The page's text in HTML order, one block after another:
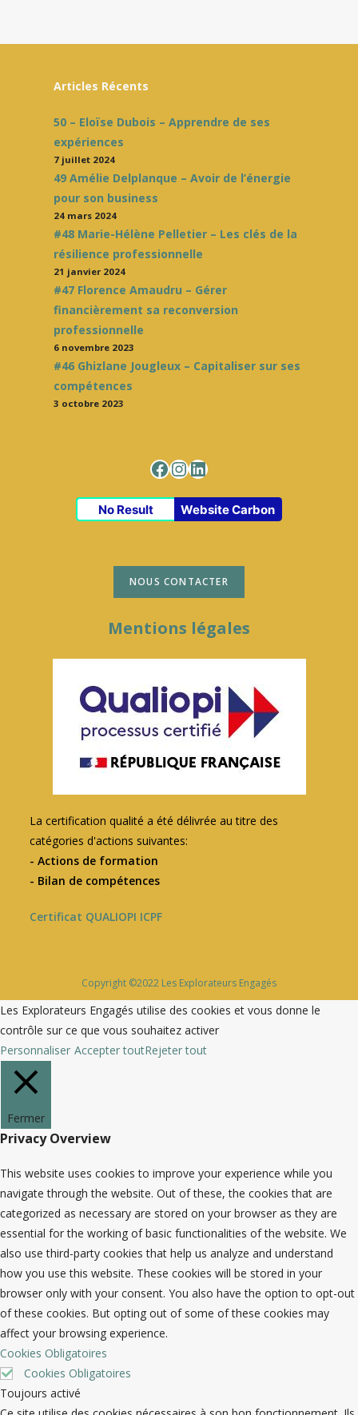
Articles Récents
50 – Eloïse Dubois – Apprendre de ses
expériences
7 juillet 2024
49 Amélie Delplanque – Avoir de l’énergie
pour son business
24 mars 2024
#48 Marie-Hélène Pelletier – Les clés de la
résilience professionnelle
21 janvier 2024
#47 Florence Amaudru – Gérer
financièrement sa reconversion
professionnelle
6 novembre 2023
#46 Ghizlane Jougleux – Capitaliser sur ses
compétences
3 octobre 2023
Facebook
Instagram
LinkedIn
No Result Website Carbon
NOUS CONTACTER
Mentions légales
La certification qualité a été délivrée au titre des
catégories d'actions suivantes:
- Actions de formation
- Bilan de compétences
Certificat QUALIOPI ICPF
Copyright ©2022 Les Explorateurs Engagés
Les Explorateurs Engagés utilise des cookies et vous donne le
contrôle sur ce que vous souhaitez activer
Personnaliser Accepter toutRejeter tout
Fermer
Privacy Overview
This website uses cookies to improve your experience while you
navigate through the website. Out of these, the cookies that are
categorized as necessary are stored on your browser as they are
essential for the working of basic functionalities of the website. We
also use third-party cookies that help us analyze and understand
how you use this website. These cookies will be stored in your
browser only with your consent. You also have the option to opt-out
of these cookies. But opting out of some of these cookies may
affect your browsing experience.
Cookies Obligatoires
Cookies Obligatoires
Toujours activé